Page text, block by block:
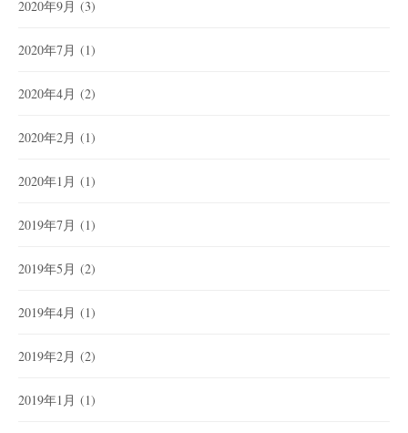
2020年9月 (3)
2020年7月 (1)
2020年4月 (2)
2020年2月 (1)
2020年1月 (1)
2019年7月 (1)
2019年5月 (2)
2019年4月 (1)
2019年2月 (2)
2019年1月 (1)